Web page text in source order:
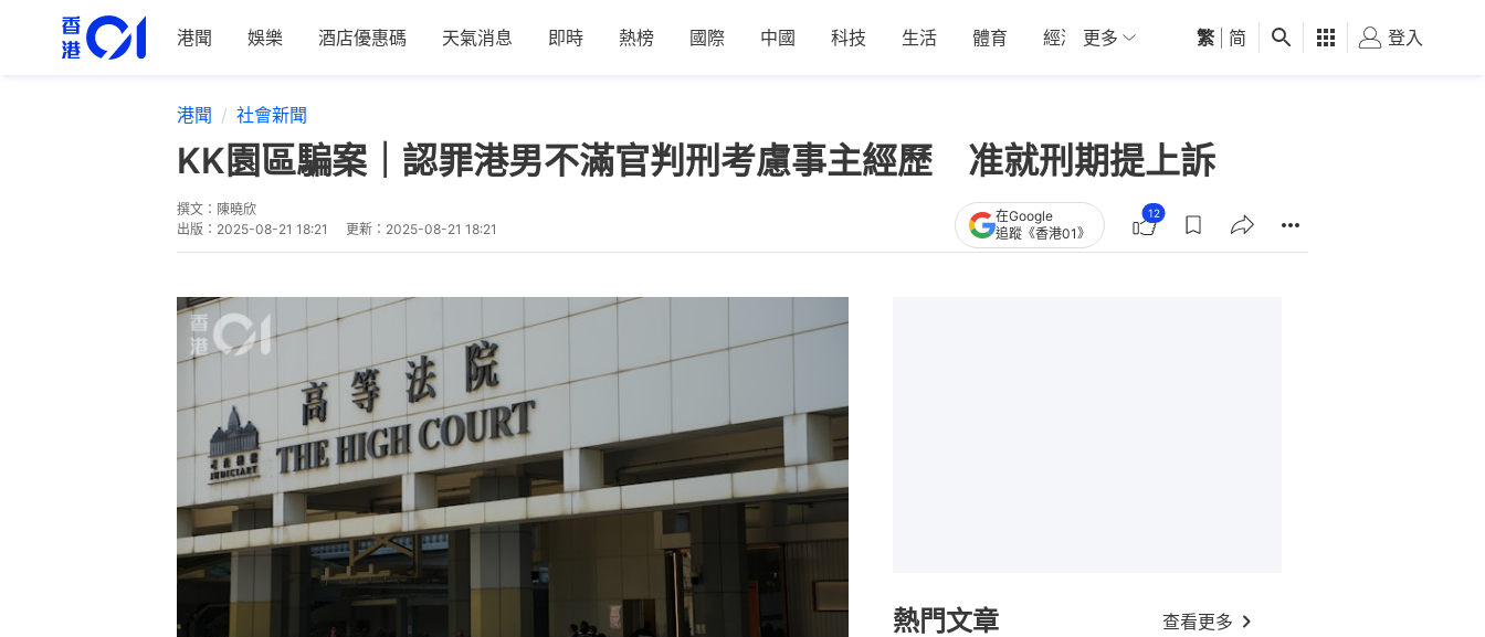
港聞 娛樂 酒店優惠碼 天氣消息 即時 熱榜 國際 中國 科技 生活 體育 經濟 01深圳 觀點 健康 好食玩飛
更多 繁 简 登入
港聞 社會新聞
KK園區騙案｜認罪港男不滿官判刑考慮事主經歷 准就刑期提上訴
撰文： 陳曉欣
出版： 2025-08-21 18:21 更新： 2025-08-21 18:21
在Google
追蹤《香港01》
12
熱門文章 查看更多